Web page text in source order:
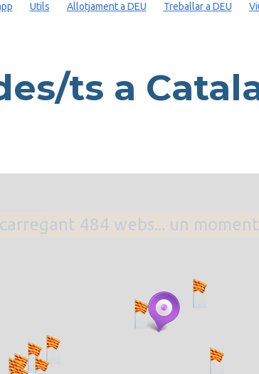
Utils Allotjament a DEU Treballar a DEU
ts a
484 webs... un